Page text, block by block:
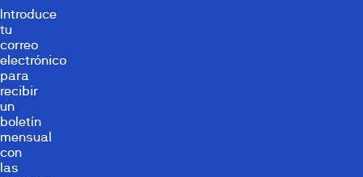
Introduce
tu
correo
electrónico
para
recibir
un
boletín
mensual
con
las